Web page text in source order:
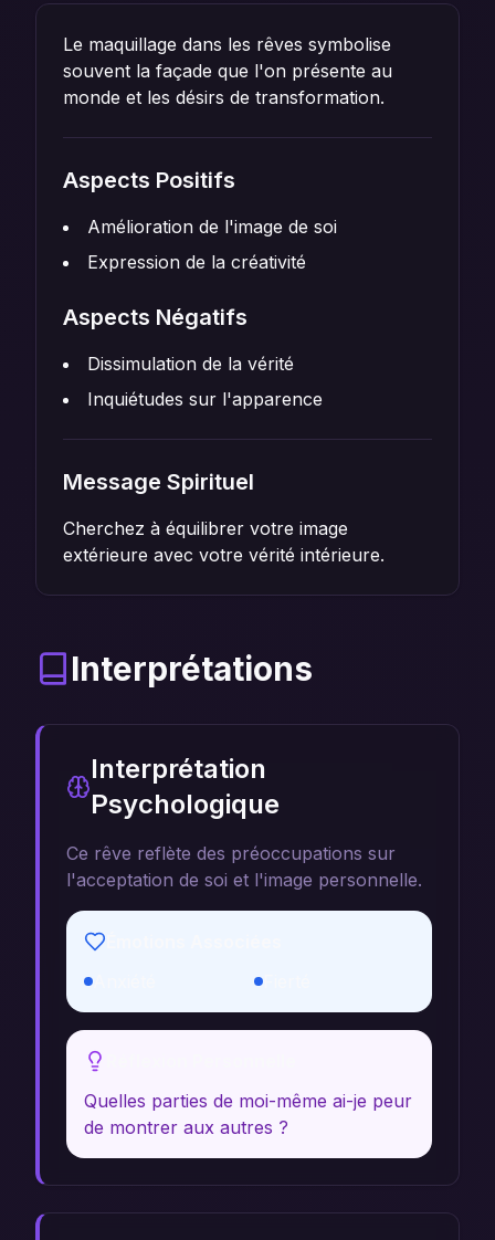
Le maquillage dans les rêves symbolise
souvent la façade que l'on présente au
monde et les désirs de transformation.
Aspects Positifs
Amélioration de l'image de soi
Expression de la créativité
Aspects Négatifs
Dissimulation de la vérité
Inquiétudes sur l'apparence
Message Spirituel
Cherchez à équilibrer votre image
extérieure avec votre vérité intérieure.
Interprétations
Interprétation
Psychologique
Ce rêve reflète des préoccupations sur
l'acceptation de soi et l'image personnelle.
Fierté
Quelles parties de moi-même ai-je peur
de montrer aux autres ?